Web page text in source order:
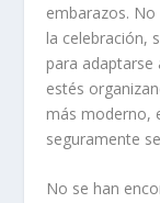
embarazos.
la celebración,
para adaptarse
estés
más moderno,
seguramente
No se han